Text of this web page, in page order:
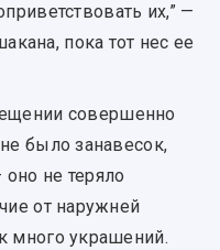
их,” —
пока тот нес ее
совершенно
было занавесок,
не теряло
от наружней
много украшений.